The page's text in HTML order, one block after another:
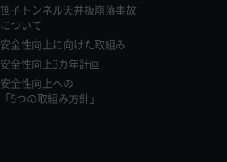
笹子トンネル天井板崩落事故
について
安全性向上に向けた取組み
安全性向上3カ年計画
安全性向上への
「5つの取組み方針」